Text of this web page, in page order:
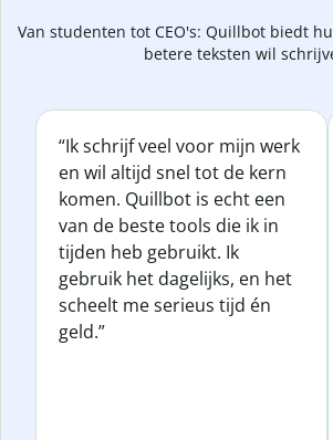
Van studenten tot CEO's: Quillbot biedt
betere teksten wil
“Ik schrijf veel voor mijn werk
en wil altijd snel tot de kern
komen. Quillbot is echt een
van de beste tools die ik in
tijden heb gebruikt. Ik
gebruik het dagelijks, en het
scheelt me serieus tijd én
geld.”